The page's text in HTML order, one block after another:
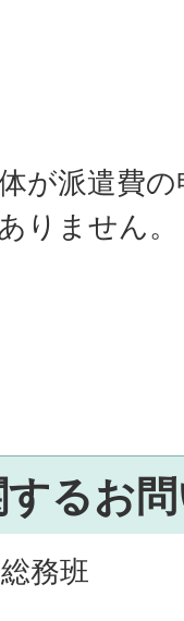
が派遣費
りません。
るお
務班